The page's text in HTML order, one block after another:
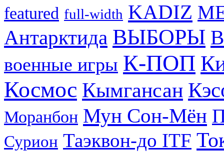
featured full-width KADIZ
Антарктида ВЫБОРЫ
военные игры К-ПОП
Космос Кымгансан
Моранбон Мун Сон-Мён
Сурион Таэквон-до ITF